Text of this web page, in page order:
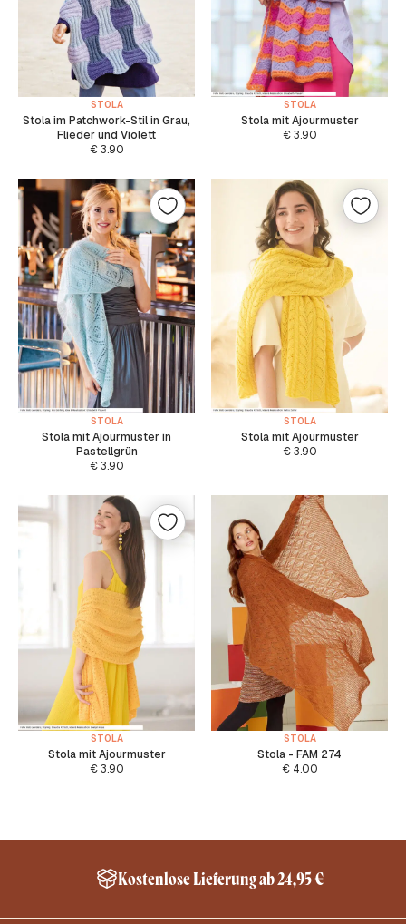
STOLA
Stola im Patchwork-Stil in Grau,
Flieder und Violett
€3.90
STOLA
Stola mit Ajourmuster
€3.90
STOLA
Stola mit Ajourmuster in
Pastellgrün
€3.90
STOLA
Stola mit Ajourmuster
€3.90
STOLA
Stola mit Ajourmuster
€3.90
STOLA
Stola - FAM 274
€4.00
Kostenlose Lieferung ab 24,95 €